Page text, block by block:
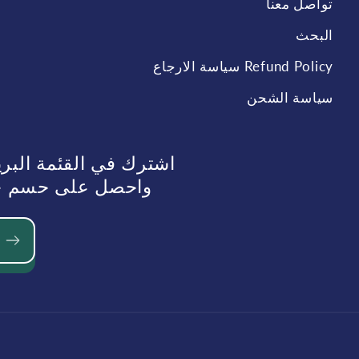
تواصل معنا
البحث
Refund Policy سياسة الارجاع
سياسة الشحن
اشترك في القئمة
واحصل على حسم حسم 10%عند الطلب في